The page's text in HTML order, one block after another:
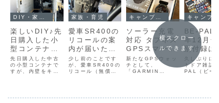
DIY・家・庭
楽しいDIY♪先
日購入した小
型コンテナの
内装を整えて
バイクガレー
ジにしまし
先日購入した中古
の小型コンテナで
すが、内壁をキレ
家族・育児
愛車SR400の
リコールの案
内が届いたの
で近所のお店
で作業をお願
いしました
少し前のことです
が、愛車SR400の
リコール（無償修
キャンプ・アウトドア
ソーラー充電
対応 タフネス
GPSスマート
ウォッチ
「GARMIN
Instinct 2X
新たなGPSウォッ
チとして、
「GARMIN
BE-
年12月
別付録は
「GRIP
SWANY
ール焚き
久しぶりに
トドア雑誌
PAL（ビー
横スクロー
ルできます